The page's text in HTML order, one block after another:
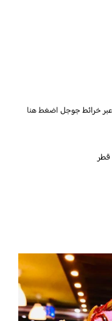
خرائط جوجلاضغط هنا